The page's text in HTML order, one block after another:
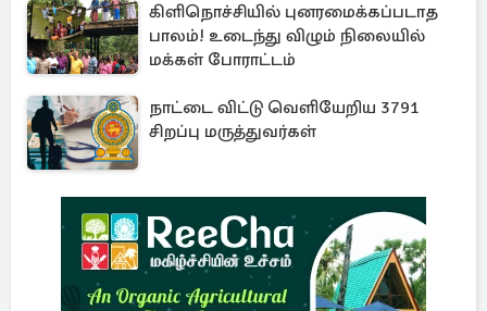
கிளிநொச்சியில் புனரமைக்கப்படாத
பாலம்! உடைந்து விழும் நிலையில்
மக்கள் போராட்டம்
நாட்டை விட்டு வெளியேறிய 3791
சிறப்பு மருத்துவர்கள்